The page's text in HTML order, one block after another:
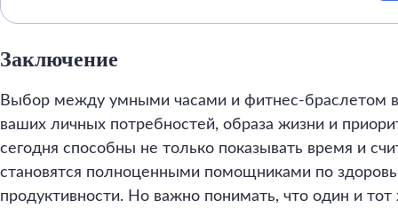
Заключение
Выбор между умными часами и фитнес-браслетом
ваших личных потребностей, образа жизни и
сегодня способны не только показывать время и
становятся полноценными помощниками по
продуктивности. Но важно понимать, что один и